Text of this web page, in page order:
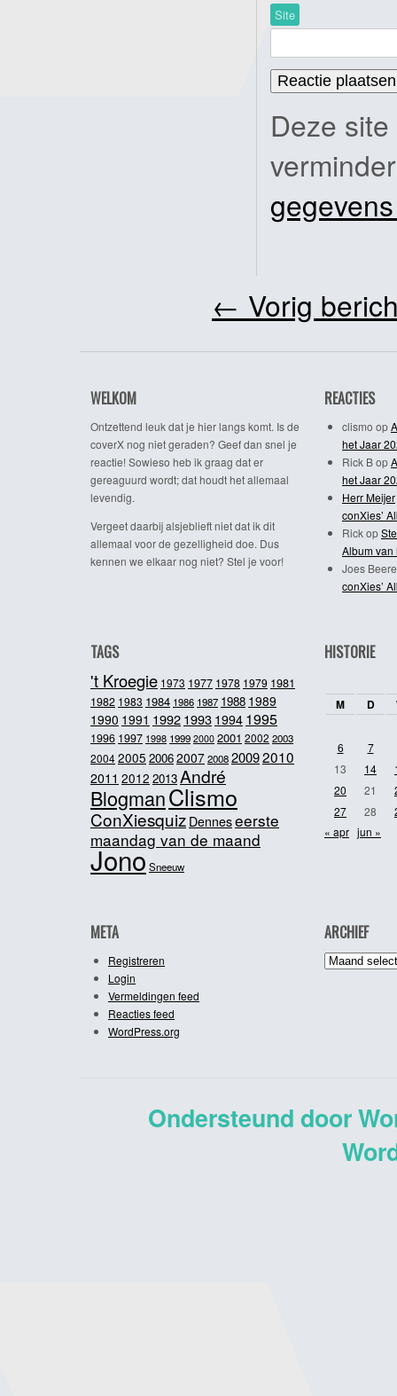
Site
Deze
← Vorig
WELKOM
Ontzettend leuk dat je hier langs komt. Is de
coverX nog niet geraden? Geef dan snel je
reactie! Sowieso heb ik graag dat er
gereaguurd wordt; dat houdt het allemaal
levendig.
Vergeet daarbij alsjeblieft niet dat ik dit
allemaal voor de gezelligheid doe. Dus
kennen we elkaar nog niet? Stel je voor!
REACTIES
clismo op
het Jaar
Rick Bop
het Jaar
Herr Meijer
conXies’
Rickop
Album van
Joes
conXies’
TAGS
't Kroegie 1973 1977 1978 1979 1981
1982 1983 1984 1986 1987 1988 1989
1990 1991 19921993 1994 1995
1996 1997 1998 1999 2000 2001 2002 2003
20042005 20062007200820092010
2011 2012 2013André
BlogmanClismo
ConXiesquiz Denneseerste
maandag van de maand
JonoSneeuw
HISTORIE
M D
6
7
13
14
20
21
27
28
« apr jun »
META
Registreren
Login
Vermeldingen feed
Reacties feed
WordPress.org
ARCHIEF
Archief
Ondersteund door